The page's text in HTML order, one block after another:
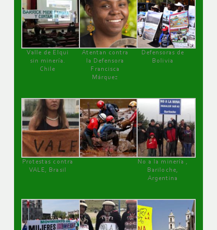
Valle de Elqui
sin minería.
Chile
Atentan contra
la Defensora
Francisca
Márquez
Defensoras de
Bolivia
Protestas contra
VALE, Brasil
No a la minería ,
Bariloche,
Argentina